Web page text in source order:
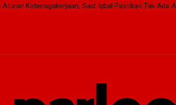
Aturan Ketenagakerjaan, Said Iqbal Pastikan Tak Ada